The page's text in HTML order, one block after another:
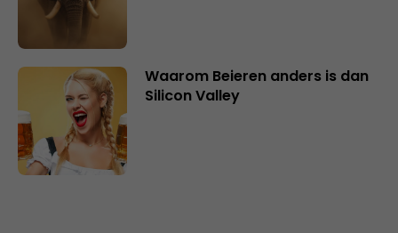
Waarom Beieren anders is dan
Silicon Valley